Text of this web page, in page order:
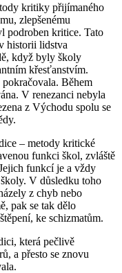
kritiky přijímaného
zlepšenému
podroben kritice. Tato
historii lidstva
když byly školy
křesťanstvím.
Během
V renezanci nebyla
z Východu spolu se
– metody kritické
funkci škol, zvláště
funkcí je a vždy
V důsledku toho
z chyb nebo
pak se tak dělo
ke schizmatům.
která pečlivě
a přesto se znovu